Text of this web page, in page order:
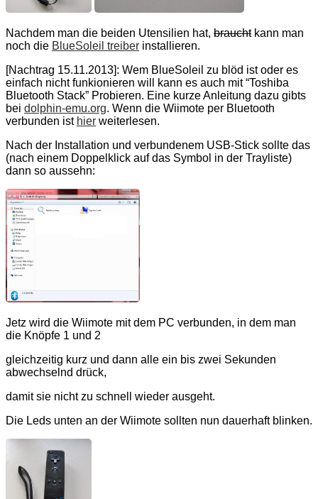
Nachdem man die beiden Utensilien hat, brauchtkann man
noch die BlueSoleil treiber installieren.
[Nachtrag 15.11.2013]: Wem BlueSoleil zu blöd ist oder es
einfach nicht funkionieren will kann es auch mit “Toshiba
Bluetooth Stack” Probieren. Eine kurze Anleitung dazu gibts
bei dolphin-emu.org. Wenn die Wiimote per Bluetooth
verbunden ist hier weiterlesen.
Nach der Installation und verbundenem USB-Stick sollte das
(nach einem Doppelklick auf das Symbol in der Trayliste)
dann so aussehn:
Jetz wird die Wiimote mit dem PC verbunden, in dem man
die Knöpfe 1 und 2
gleichzeitig kurz und dann alle ein bis zwei Sekunden
abwechselnd drück,
damit sie nicht zu schnell wieder ausgeht.
Die Leds unten an der Wiimote sollten nun dauerhaft blinken.